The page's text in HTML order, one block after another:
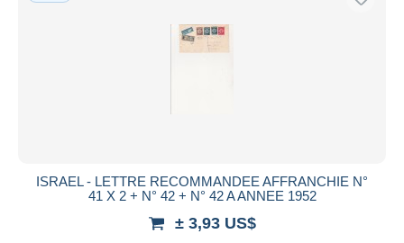
ISRAEL - LETTRE RECOMMANDEE AFFRANCHIE N°
41 X 2 + N° 42 + N° 42 A ANNEE 1952
± 3,93 US$